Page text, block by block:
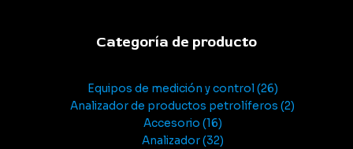
Categoría de producto
Equipos de medición y control 26
Analizador de productos petrolíferos 2
Accesorio 16
Analizador 32